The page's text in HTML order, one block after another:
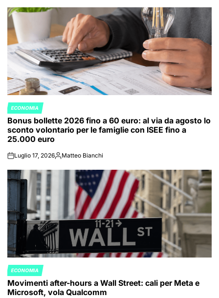
POSTED
IN
ECONOMIA
Bonus bollette 2026 fino a 60 euro: al via da agosto lo
sconto volontario per le famiglie con ISEE fino a
25.000 euro
onLuglio 17, 2026Posted
Matteo Bianchi
POSTED
IN
ECONOMIA
Movimenti after-hours a Wall Street: cali per Meta e
Microsoft, vola Qualcomm